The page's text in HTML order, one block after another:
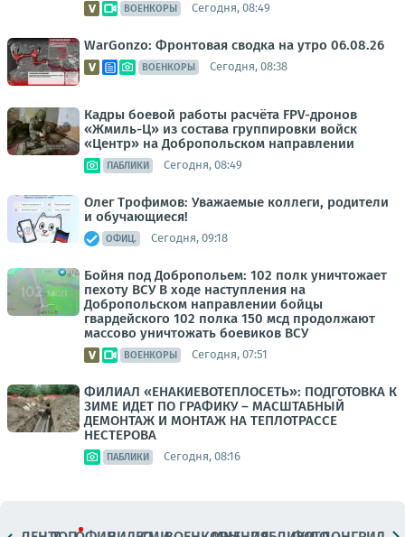
ВОЕНКОРЫ Сегодня, 08:49
WarGonzo: Фронтовая сводка на утро 06.08.26
ВОЕНКОРЫ Сегодня, 08:38
Кадры боевой работы расчёта FPV-дронов
«Жмиль-Ц» из состава группировки войск
«Центр» на Добропольском направлении
ПАБЛИКИ Сегодня, 08:49
Олег Трофимов: Уважаемые коллеги, родители
и обучающиеся!
ОФИЦ. Сегодня, 09:18
Бойня под Добропольем: 102 полк уничтожает
пехоту ВСУ В ходе наступления на
Добропольском направлении бойцы
гвардейского 102 полка 150 мсд продолжают
массово уничтожать боевиков ВСУ
ВОЕНКОРЫ Сегодня, 07:51
ФИЛИАЛ «ЕНАКИЕВОТЕПЛОСЕТЬ»: ПОДГОТОВКА К
ЗИМЕ ИДЕТ ПО ГРАФИКУ – МАСШТАБНЫЙ
ДЕМОНТАЖ И МОНТАЖ НА ТЕПЛОТРАССЕ
НЕСТЕРОВА
ПАБЛИКИ Сегодня, 08:16